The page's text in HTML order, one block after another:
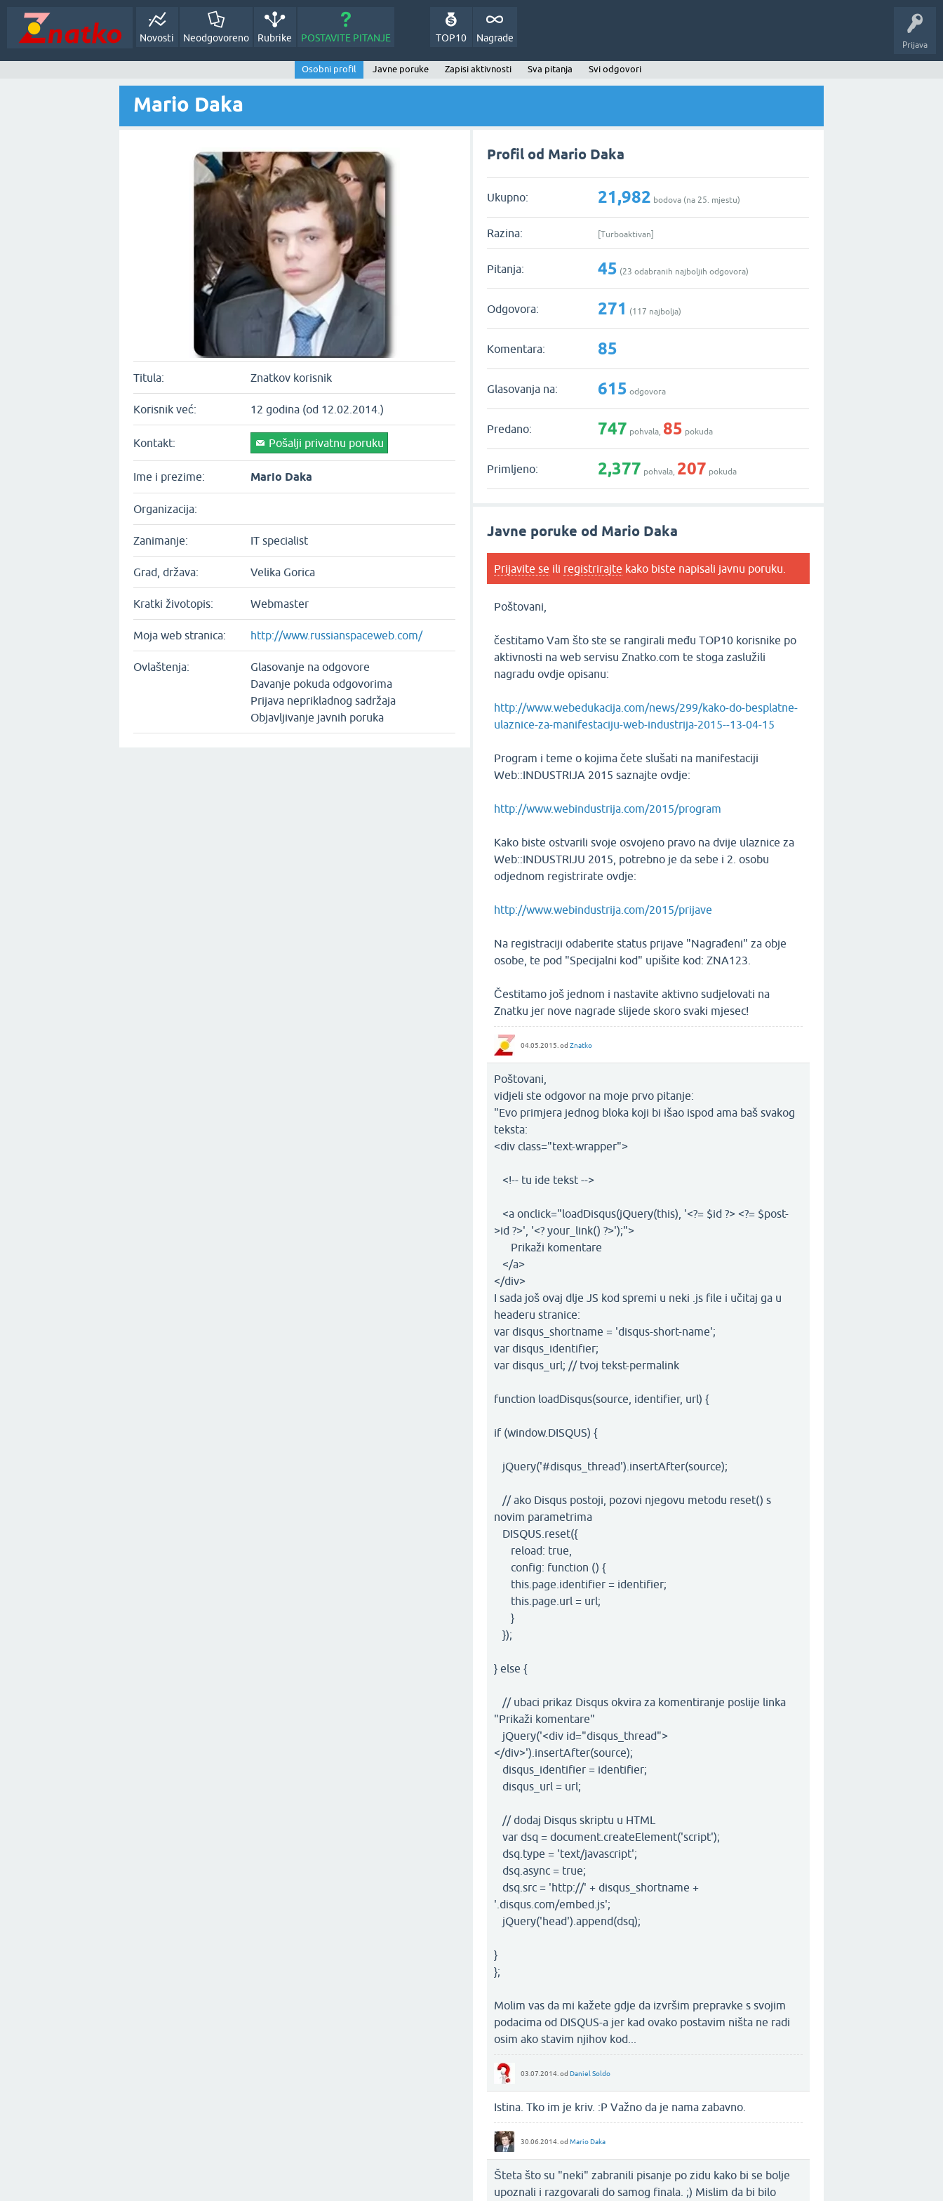
Prijava
Novosti Neodgovoreno Rubrike POSTAVITE PITANJE Nagrade
TOP10
Osobni profil Javne poruke Zapisi aktivnosti Sva pitanja Svi odgovori
Mario Daka
Titula: Znatkov korisnik
Korisnik već: 12 godina (od 12.02.2014.)
Kontakt: Pošalji privatnu poruku
Ime i prezime: Mario Daka
Organizacija:
Zanimanje: IT specialist
Grad, država: Velika Gorica
Kratki životopis: Webmaster
Moja web stranica: http://www.russianspaceweb.com/
Ovlaštenja:
Glasovanje na odgovore
Davanje pokuda odgovorima
Prijava neprikladnog sadržaja
Objavljivanje javnih poruka
Profil od Mario Daka
Ukupno: 21,982 bodova (na 25 . mjestu)
Razina: [Turboaktivan]
Pitanja: 45 (23 odabranih najboljih odgovora)
Odgovora: 271 (117 najbolja)
Komentara: 85
Glasovanja na: 615 odgovora
Predano: 747 pohvala, 85 pokuda
Primljeno: 2,377 pohvala, 207 pokuda
Javne poruke od Mario Daka
Prijavite se ili registrirajte kako biste napisali javnu poruku.
Poštovani,
čestitamo Vam što ste se rangirali među TOP10 korisnike po
aktivnosti na web servisu Znatko.com te stoga zaslužili
nagradu ovdje opisanu:
http://www.webedukacija.com/news/299/kako-do-besplatne-
ulaznice-za-manifestaciju-web-industrija-2015--13-04-15
Program i teme o kojima čete slušati na manifestaciji
Web::INDUSTRIJA 2015 saznajte ovdje:
http://www.webindustrija.com/2015/program
Kako biste ostvarili svoje osvojeno pravo na dvije ulaznice za
Web::INDUSTRIJU 2015, potrebno je da sebe i 2. osobu
odjednom registrirate ovdje:
http://www.webindustrija.com/2015/prijave
Na registraciji odaberite status prijave "Nagrađeni" za obje
osobe, te pod "Specijalni kod" upišite kod: ZNA123.
Čestitamo još jednom i nastavite aktivno sudjelovati na
Znatku jer nove nagrade slijede skoro svaki mjesec!
04.05.2015. odZnatko
Poštovani,
vidjeli ste odgovor na moje prvo pitanje:
"Evo primjera jednog bloka koji bi išao ispod ama baš svakog
teksta:
<div class="text-wrapper">
<!-- tu ide tekst -->
<a onclick="loadDisqus(jQuery(this), '<?= $id ?> <?= $post-
>id ?>', '<? your_link() ?>');">
Prikaži komentare
</a>
</div>
I sada još ovaj dlje JS kod spremi u neki .js file i učitaj ga u
headeru stranice:
var disqus_shortname = 'disqus-short-name';
var disqus_identifier;
var disqus_url; // tvoj tekst-permalink
function loadDisqus(source, identifier, url) {
if (window.DISQUS) {
jQuery('#disqus_thread').insertAfter(source);
// ako Disqus postoji, pozovi njegovu metodu reset() s
novim parametrima
DISQUS.reset({
reload: true,
config: function () {
this.page.identifier = identifier;
this.page.url = url;
}
});
} else {
// ubaci prikaz Disqus okvira za komentiranje poslije linka
"Prikaži komentare"
jQuery('<div id="disqus_thread">
</div>').insertAfter(source);
disqus_identifier = identifier;
disqus_url = url;
// dodaj Disqus skriptu u HTML
var dsq = document.createElement('script');
dsq.type = 'text/javascript';
dsq.async = true;
dsq.src = 'http://' + disqus_shortname +
'.disqus.com/embed.js';
jQuery('head').append(dsq);
}
};
Molim vas da mi kažete gdje da izvršim prepravke s svojim
podacima od DISQUS-a jer kad ovako postavim ništa ne radi
osim ako stavim njihov kod...
03.07.2014. odDaniel Soldo
Istina. Tko im je kriv. :P Važno da je nama zabavno.
30.06.2014. odMario Daka
Šteta što su "neki" zabranili pisanje po zidu kako bi se bolje
upoznali i razgovarali do samog finala. ;) Mislim da bi bilo